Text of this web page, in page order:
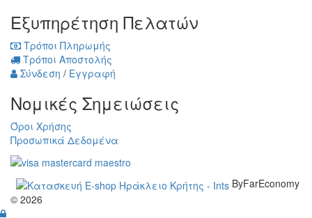
Εξυπηρέτηση Πελατών
Τρόποι Πληρωμής
Τρόποι Αποστολής
Σύνδεση / Εγγραφή
Νομικές Σημειώσεις
Όροι Χρήσης
Προσωπικά Δεδομένα
ByFarEconomy
© 2026